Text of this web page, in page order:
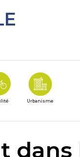
Urbanisme
dans